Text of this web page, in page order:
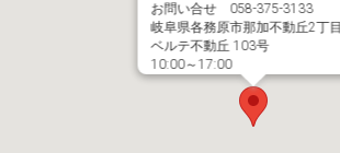
お問い合せ 058-375-3133
岐阜県各務原市那加不動丘2丁
ベルテ不動丘 103号
10:00～17:00